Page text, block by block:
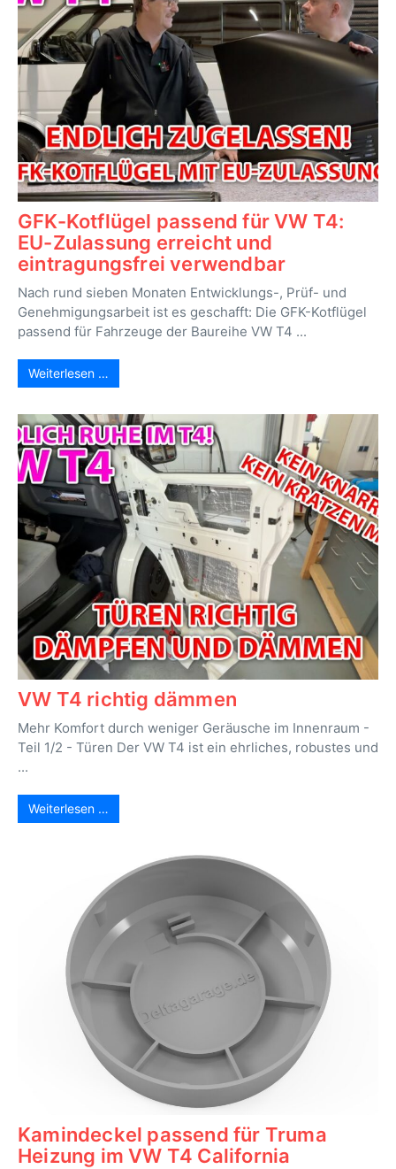
GFK-Kotflügel passend für VW T4:
EU-Zulassung erreicht und
eintragungsfrei verwendbar
Nach rund sieben Monaten Entwicklungs-, Prüf- und
Genehmigungsarbeit ist es geschafft: Die GFK-Kotflügel
passend für Fahrzeuge der Baureihe VW T4 ...
Weiterlesen …
VW T4 richtig dämmen
Mehr Komfort durch weniger Geräusche im Innenraum -
Teil 1/2 - Türen Der VW T4 ist ein ehrliches, robustes und
...
Weiterlesen …
Kamindeckel passend für Truma
Heizung im VW T4 California